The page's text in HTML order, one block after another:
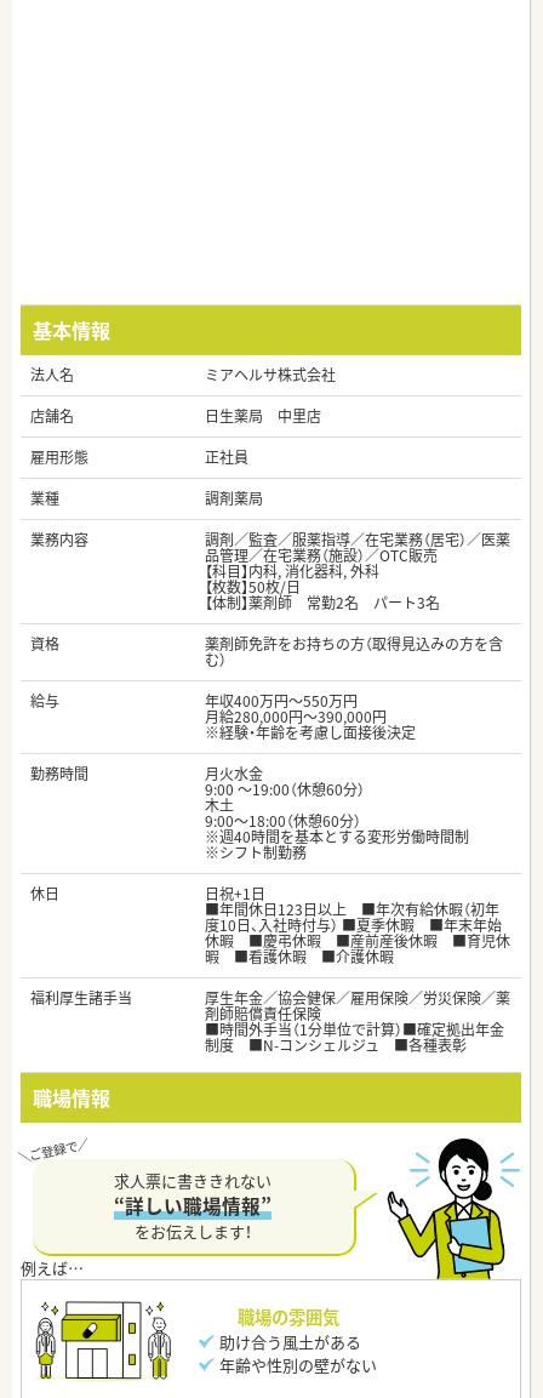
基本情報
法人名
ミアヘルサ株式会社
店舗名
日生薬局 中里店
雇用形態
正社員
業種
調剤薬局
業務内容
調剤／監査／服薬指導／在宅業務（居宅）／医薬
品管理／在宅業務（施設）／OTC販売
【科目】内科, 消化器科, 外科
【枚数】50枚/日
【体制】薬剤師 常勤2名 パート3名
資格
薬剤師免許をお持ちの方（取得見込みの方を含
む）
給与
年収400万円～550万円
月給280,000円～390,000円
※経験・年齢を考慮し面接後決定
勤務時間
月火水金
9:00 ～19:00（休憩60分）
木土
9:00～18:00（休憩60分）
※週40時間を基本とする変形労働時間制
※シフト制勤務
休日
日祝+1日
■年間休日123日以上 ■年次有給休暇（初年
度10日、入社時付与） ■夏季休暇 ■年末年始
休暇 ■慶弔休暇 ■産前産後休暇 ■育児休
暇 ■看護休暇 ■介護休暇
福利厚生諸手当
厚生年金／協会健保／雇用保険／労災保険／薬
剤師賠償責任保険
■時間外手当（1分単位で計算）■確定拠出年金
制度 ■N-コンシェルジュ ■各種表彰
職場情報
求人票に書ききれない
“詳しい職場情報”
をお伝えします！
職場の雰囲気
助け合う風土がある
年齢や性別の壁がない